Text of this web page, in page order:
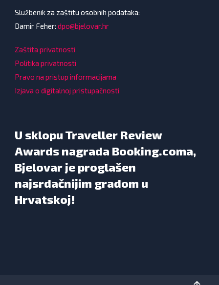
Službenik za zaštitu osobnih podataka:
Damir Feher: dpo@bjelovar.hr
Zaštita privatnosti
Politika privatnosti
Pravo na pristup informacijama
Izjava o digitalnoj pristupačnosti
U sklopu Traveller Review
Awards nagrada Booking.coma,
Bjelovar je proglašen
najsrdačnijim gradom u
Hrvatskoj!